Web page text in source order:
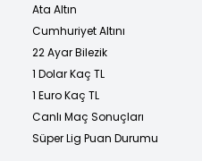
Ata Altın
Cumhuriyet Altını
22 Ayar Bilezik
1 Dolar Kaç TL
1 Euro Kaç TL
Canlı Maç Sonuçları
Süper Lig Puan Durumu